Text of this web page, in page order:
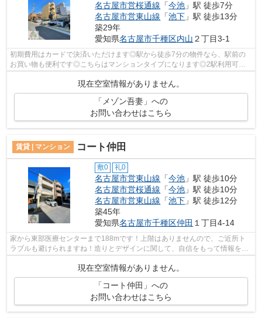
名古屋市営桜通線 「今池 」駅 徒歩7分
名古屋市営東山線 「池下 」駅 徒歩13分
築29年
愛知県名古屋市千種区内山 ２丁目3-1
初期費用はカードで決済いただけます◎駅から徒歩7分の物件なら、駅前の
お買い物も便利です◎こちらはマンションタイプになります◎2駅利用可能
現在空室情報がありません。
「メゾン吾妻」への
お問い合わせはこちら
賃貸 | マンション コート仲田
敷0 礼0
名古屋市営東山線 「今池 」駅 徒歩10分
名古屋市営桜通線 「今池 」駅 徒歩10分
名古屋市営東山線 「池下 」駅 徒歩12分
築45年
愛知県名古屋市千種区仲田 １丁目4-14
家から東部医療センターまで188mです！上階はありませんので、ご近所ト
ラブルも避けられますね！造りとデザインに関して、自信をもって情報を提
供できるマンションです！2駅利用できる...
現在空室情報がありません。
「コート仲田」への
お問い合わせはこちら